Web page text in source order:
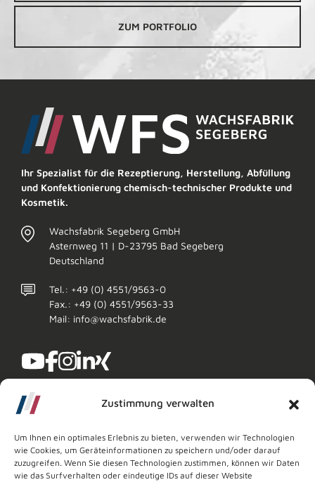
Zustimmung verwalten
Um Ihnen ein optimales Erlebnis zu bieten, verwenden wir Technologien
wie Cookies, um Geräteinformationen zu speichern und/oder darauf
zuzugreifen. Wenn Sie diesen Technologien zustimmen, können wir Daten
wie das Surfverhalten oder eindeutige IDs auf dieser Website
ZUM PORTFOLIO
Ihr Spezialist für die Rezeptierung, Herstellung, Abfüllung
und Konfektionierung chemisch-technischer Produkte und
Kosmetik.
Wachsfabrik Segeberg GmbH
Asternweg 11 | D-23795 Bad Segeberg
Deutschland
Tel.: +49 (0) 4551/9563-0
Fax.: +49 (0) 4551/9563-33
Mail: info@wachsfabrik.de